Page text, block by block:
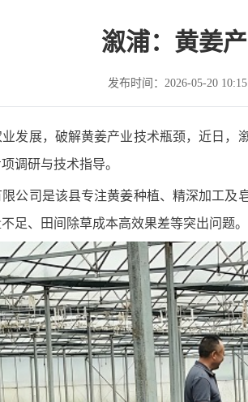
溆浦：黄姜
发布时间：2026-05-20 10:15
发展，破解黄姜产业技术瓶颈，近日
调研与技术指导。
公司是该县专注黄姜种植、精深加工
足、田间除草成本高效果差等突出问题。